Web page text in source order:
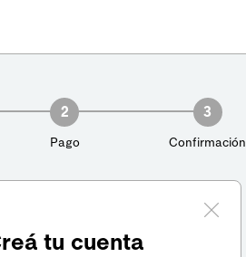
2
Pago
3
Confirmación
tu cuenta